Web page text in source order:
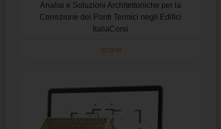
Analisi e Soluzioni Architettoniche per la
Correzione dei Ponti Termici negli Edifici
ItaliaCorsi
SCOPRI